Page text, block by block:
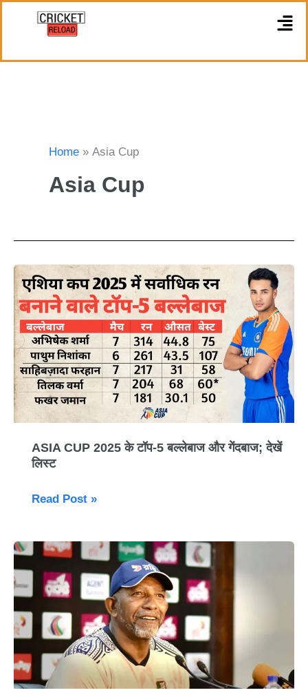
Home Asia Cup
Asia Cup
ASIA CUP 2025 के टॉप-5 बल्लेबाज और गेंदबाज; देखें
लिस्ट
ASIA
CUP
2025
के
टॉप-5
बल्लेबाज
और
गेंदबाज;
लिस्ट
Read Post »
फिल
सिमन्स
बड़ा
बयान-
को
हराना